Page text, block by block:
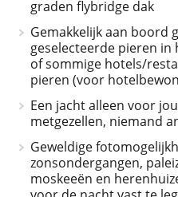
graden flybridge dak
Gemakkelijk aan boord
geselecteerde pieren
of sommige hotels/
pieren (voor
Een jacht alleen voor
metgezellen, niemand
Geweldige
zonsondergangen,
moskeeën en